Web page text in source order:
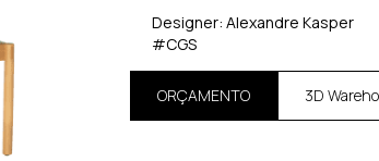
Designer: Alexandre Kasper
#CGS
ORÇAMENTO 3D